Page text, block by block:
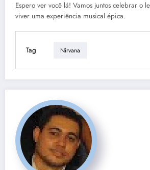
Espero ver você lá! Vamos juntos celebrar o
viver uma experiência musical épica.
Tag Nirvana